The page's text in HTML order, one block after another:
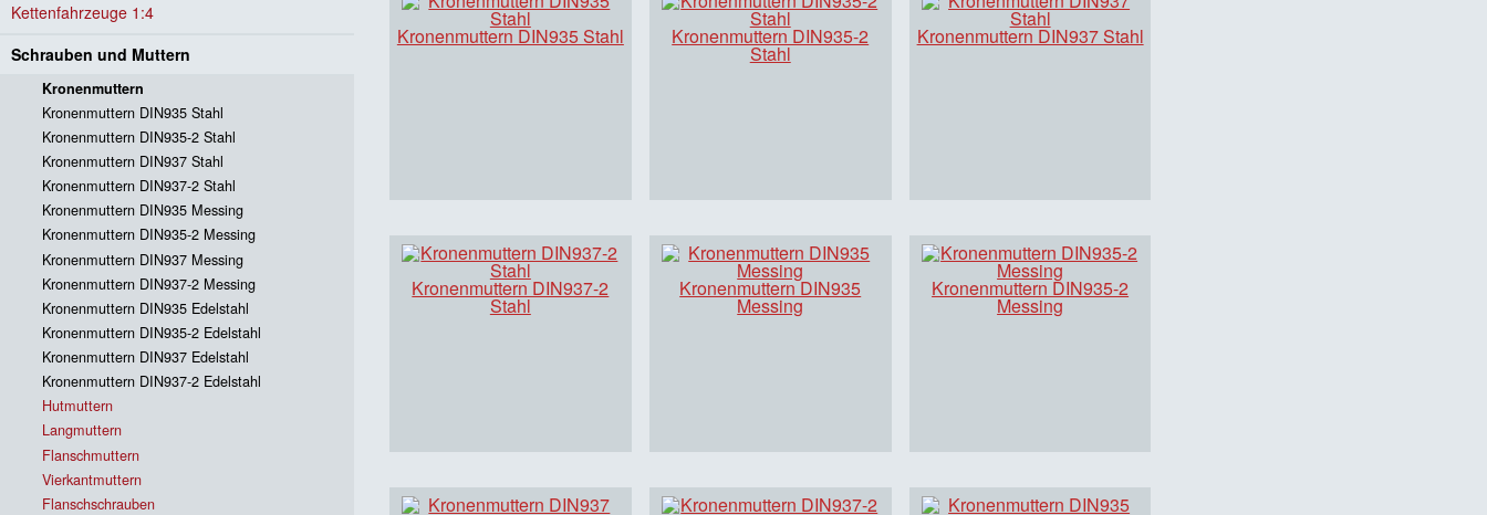
Kronenmuttern DIN935 Stahl Kronenmuttern DIN935-2
Stahl
Kronenmuttern DIN937 Stahl
Kronenmuttern DIN937-2
Stahl
Kronenmuttern DIN935
Messing
Kronenmuttern DIN935-2
Messing
Kettenfahrzeuge 1:4
Schrauben und Muttern
Kronenmuttern
Kronenmuttern DIN935 Stahl
Kronenmuttern DIN935-2 Stahl
Kronenmuttern DIN937 Stahl
Kronenmuttern DIN937-2 Stahl
Kronenmuttern DIN935 Messing
Kronenmuttern DIN935-2 Messing
Kronenmuttern DIN937 Messing
Kronenmuttern DIN937-2 Messing
Kronenmuttern DIN935 Edelstahl
Kronenmuttern DIN935-2 Edelstahl
Kronenmuttern DIN937 Edelstahl
Kronenmuttern DIN937-2 Edelstahl
Hutmuttern
Langmuttern
Flanschmuttern
Vierkantmuttern
Flanschschrauben